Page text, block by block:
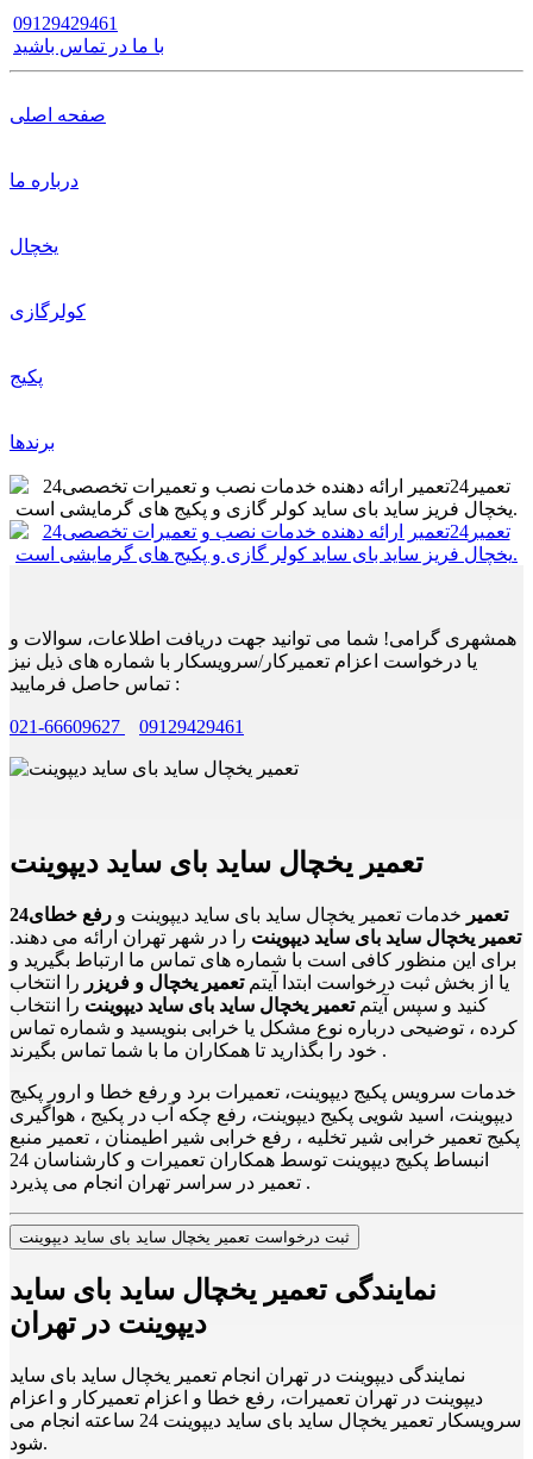
09129429461
با ما در تماس باشید
صفحه اصلی
درباره ما
یخچال
کولرگازی
پکیج
برندها
همشهری گرامی! شما می توانید جهت دریافت اطلاعات، سوالات و
یا درخواست اعزام تعمیرکار/سرویسکار با شماره های ذیل نیز
تماس حاصل فرمایید :
021-66609627 09129429461
تعمیر یخچال ساید بای ساید دیپوینت
24تعمیر خدمات تعمیر یخچال ساید بای ساید دیپوینت و رفع خطای
تعمیر یخچال ساید بای ساید دیپوینت را در شهر تهران ارائه می دهند.
برای این منظور کافی است با شماره های تماس ما ارتباط بگیرید و
یا از بخش ثبت درخواست ابتدا آیتمتعمیر یخچال و فریزر را انتخاب
کنید و سپس آیتمتعمیر یخچال ساید بای ساید دیپوینت را انتخاب
کرده ، توضیحی درباره نوع مشکل یا خرابی بنویسید و شماره تماس
خود را بگذارید تا همکاران ما با شما تماس بگیرند .
خدمات سرویس پکیج دیپوینت، تعمیرات برد و رفع خطا و ارور پکیج
دیپوینت، اسید شویی پکیج دیپوینت، رفع چکه آب در پکیج ، هواگیری
پکیج تعمیر خرابی شیر تخلیه ، رفع خرابی شیر اطیمنان ، تعمیر منبع
انبساط پکیج دیپوینت توسط همکاران تعمیرات و کارشناسان 24
تعمیر در سراسر تهران انجام می پذیرد .
ثبت درخواست تعمیر یخچال ساید بای ساید دیپوینت
نمایندگی تعمیر یخچال ساید بای ساید
دیپوینت در تهران
نمایندگی دیپوینت در تهران انجام تعمیر یخچال ساید بای ساید
دیپوینت در تهران تعمیرات، رفع خطا و اعزام تعمیرکار و اعزام
سرویسکار تعمیر یخچال ساید بای ساید دیپوینت 24 ساعته انجام می
شود.